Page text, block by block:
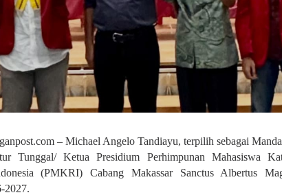
h
K
e
u
e
i
i
u
– Michael Angelo Tandiayu, terpilih sebagai
Tunggal/ Ketua Presidium Perhimpunan Mahasiswa
(PMKRI) Cabang Makassar Sanctus Albertus
2027.